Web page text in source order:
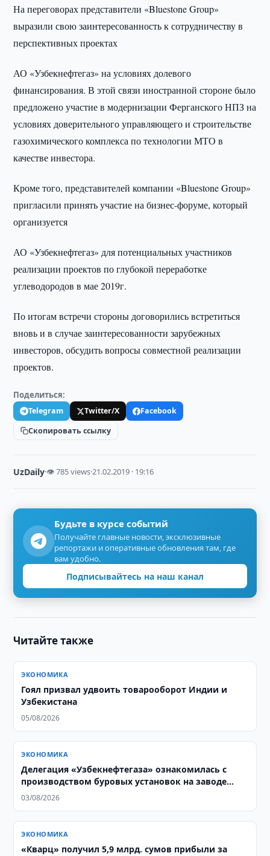
На переговорах представители «Bluestone Group»
выразили свою заинтересованность к сотрудничеству в
перспективных проектах
АО «Узбекнефтегаз» на условиях долевого
финансирования. В этой связи иностранной стороне было
предложено участие в модернизации Ферганского НПЗ на
условиях доверительного управляющего и строительстве
газохимического комплекса по технологии МТО в
качестве инвестора.
Кроме того, представителей компании «Bluestone Group»
пригласили принять участие на бизнес-форуме, который
организуется
АО «Узбекнефтегаз» для потенциальных участников
реализации проектов по глубокой переработке
углеводородов в мае 2019г.
По итогам встречи стороны договорились встретиться
вновь и в случае заинтересованности зарубежных
инвесторов, обсудить вопросы совместной реализации
проектов.
Поделиться:
Telegram Twitter/X
Facebook
Скопировать ссылку
UzDaily·👁 785 views·21.02.2019 · 19:16
Будьте в курсе событий
Получайте главные новости, эксклюзивные
репортажи и оперативные обновления там, где
вам удобно.
Подписывайтесь на наш канал
Читайте также
ЭКОНОМИКА
Гоял призвал удвоить товарооборот Индии и
Узбекистана
05/08/2026
ЭКОНОМИКА
Делегация «Узбекнефтегаза» ознакомилась с
производством буровых установок на заводе
Honghua Group
03/08/2026
ЭКОНОМИКА
«Кварц» получил 5,9 млрд. сумов прибыли за